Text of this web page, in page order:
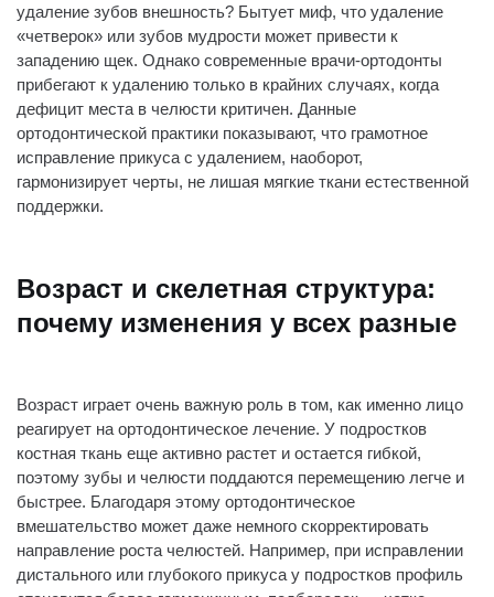
удаление зубов внешность? Бытует миф, что удаление
«четверок» или зубов мудрости может привести к
западению щек. Однако современные врачи-ортодонты
прибегают к удалению только в крайних случаях, когда
дефицит места в челюсти критичен. Данные
ортодонтической практики показывают, что грамотное
исправление прикуса с удалением, наоборот,
гармонизирует черты, не лишая мягкие ткани естественной
поддержки.
Возраст и скелетная структура:
почему изменения у всех разные
Возраст играет очень важную роль в том, как именно лицо
реагирует на ортодонтическое лечение. У подростков
костная ткань еще активно растет и остается гибкой,
поэтому зубы и челюсти поддаются перемещению легче и
быстрее. Благодаря этому ортодонтическое
вмешательство может даже немного скорректировать
направление роста челюстей. Например, при исправлении
дистального или глубокого прикуса у подростков профиль